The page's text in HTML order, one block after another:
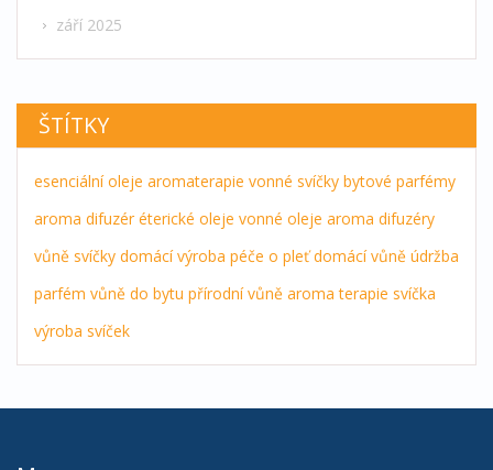
září 2025
ŠTÍTKY
esenciální oleje aromaterapie vonné svíčky bytové parfémy
aroma difuzér éterické oleje vonné oleje aroma difuzéry
vůně svíčky domácí výroba péče o pleť domácí vůně údržba
parfém vůně do bytu přírodní vůně aroma terapie svíčka
výroba svíček